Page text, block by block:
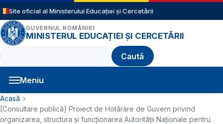
Sari la conținutul principal
Site oficial al Ministerului Educației și Cercetării
GUVERNUL ROMÂNIEI
MINISTERUL EDUCAȚIEI ȘI CERCETĂRII
Caută
Meniu
Navigație principală
Cale de navigare
Acasă
[Consultare publică] Proiect de Hotărâre de Guvern privind
organizarea, structura şi funcţionarea Autorităţii Naţionale pentru